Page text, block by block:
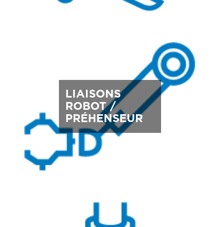
LIAISONS
ROBOT /
PRÉHENSEUR